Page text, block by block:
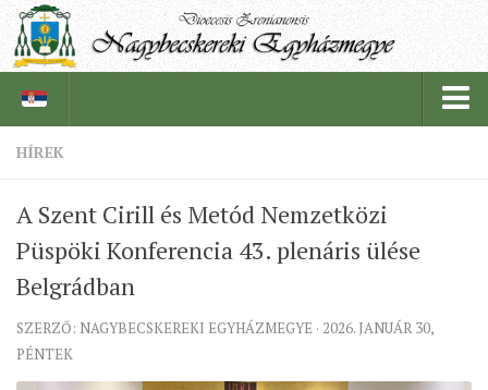
PÜSPÖK
TÖRTÉNELEM
EGYHÁZI INTÉZMÉNYEINK
EGYHÁZMEGYEI LEVÉLTÁR
HÍREK
A Szent Cirill és Metód Nemzetközi
Püspöki Konferencia 43. plenáris ülése
Belgrádban
SZERZŐ: NAGYBECSKEREKI EGYHÁZMEGYE · 2026. JANUÁR 30,
PÉNTEK